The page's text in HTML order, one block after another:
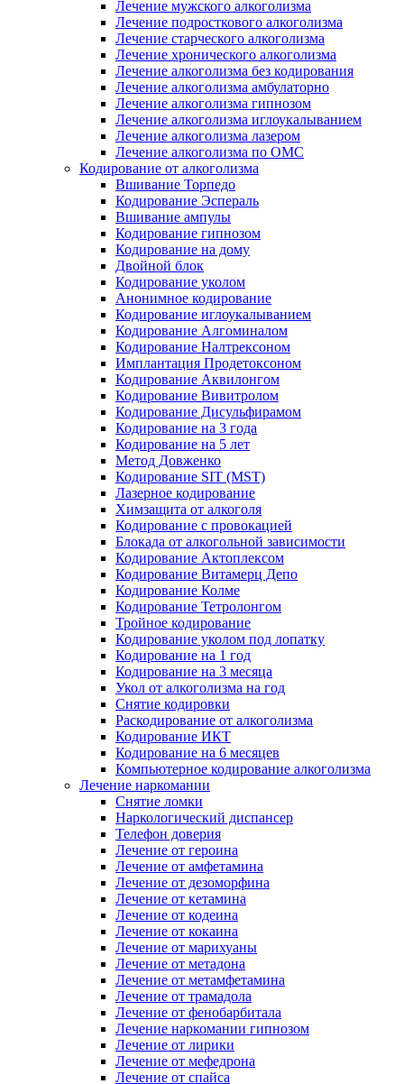
Лечение мужского алкоголизма
Лечение подросткового алкоголизма
Лечение старческого алкоголизма
Лечение хронического алкоголизма
Лечение алкоголизма без кодирования
Лечение алкоголизма амбулаторно
Лечение алкоголизма гипнозом
Лечение алкоголизма иглоукалыванием
Лечение алкоголизма лазером
Лечение алкоголизма по ОМС
Кодирование от алкоголизма
Вшивание Торпедо
Кодирование Эспераль
Вшивание ампулы
Кодирование гипнозом
Кодирование на дому
Двойной блок
Кодирование уколом
Анонимное кодирование
Кодирование иглоукалыванием
Кодирование Алгоминалом
Кодирование Налтрексоном
Имплантация Продетоксоном
Кодирование Аквилонгом
Кодирование Вивитролом
Кодирование Дисульфирамом
Кодирование на 3 года
Кодирование на 5 лет
Метод Довженко
Кодирование SIT (MST)
Лазерное кодирование
Химзащита от алкоголя
Кодирование с провокацией
Блокада от алкогольной зависимости
Кодирование Актоплексом
Кодирование Витамерц Депо
Кодирование Колме
Кодирование Тетролонгом
Тройное кодирование
Кодирование уколом под лопатку
Кодирование на 1 год
Кодирование на 3 месяца
Укол от алкоголизма на год
Снятие кодировки
Раскодирование от алкоголизма
Кодирование ИКТ
Кодирование на 6 месяцев
Компьютерное кодирование алкоголизма
Лечение наркомании
Снятие ломки
Наркологический диспансер
Телефон доверия
Лечение от героина
Лечение от амфетамина
Лечение от дезоморфина
Лечение от кетамина
Лечение от кодеина
Лечение от кокаина
Лечение от марихуаны
Лечение от метадона
Лечение от метамфетамина
Лечение от трамадола
Лечение от фенобарбитала
Лечение наркомании гипнозом
Лечение от лирики
Лечение от мефедрона
Лечение от спайса